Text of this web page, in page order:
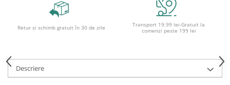
Truse geometrie
Socotitori și bețisoare pentru
numărat
Ghiozdane școlare
Retur și schimb gratuit în 30 de zile
Transport 19.99 lei-Gratuit la
comenzi peste 199 lei
Descriere